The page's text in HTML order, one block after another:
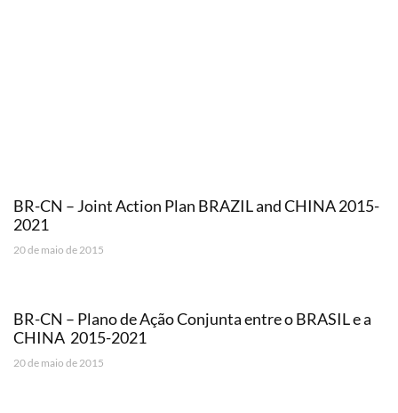
BR-CN – Joint Action Plan BRAZIL and CHINA 2015-
2021
20 de maio de 2015
BR-CN – Plano de Ação Conjunta entre o BRASIL e a
CHINA  2015-2021
20 de maio de 2015